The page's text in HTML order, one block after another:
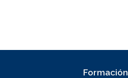
Formación